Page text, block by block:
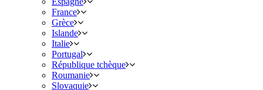
France
Grèce
Islande
Italie
Portugal
République tchèque
Roumanie
Slovaquie